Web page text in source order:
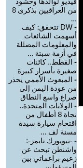
من العراقيين بذكرى 8
...
-
DW تتحقق: كيف
أسهمت الشائعات
والمعلومات المضللة
في أزمة سبتة ...
- القطط.. كائنات
صغيرة بأسرار كبيرة
- المبعوث الأممي يحذر
من عودة اليمن إلى
صراع واسع النطاق
- الولايات المتحدة..
نجاة 8 أطفال من
اقتحام سيارة سيدة
مسنة لف ...
- -نيويورك تايمز-:
واشنطن تبحث عن
زعيم براغماتي بين